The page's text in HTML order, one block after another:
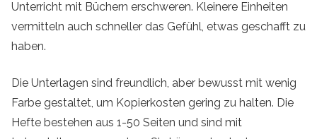
Unterricht mit Büchern erschweren. Kleinere Einheiten
vermitteln auch schneller das Gefühl, etwas geschafft zu
haben.
Die Unterlagen sind freundlich, aber bewusst mit wenig
Farbe gestaltet, um Kopierkosten gering zu halten. Die
Hefte bestehen aus 1-50 Seiten und sind mit